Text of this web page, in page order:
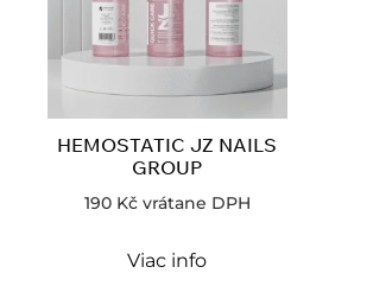
HEMOSTATIC JZ NAILS
GROUP
190 Kč vrátane DPH
Viac info